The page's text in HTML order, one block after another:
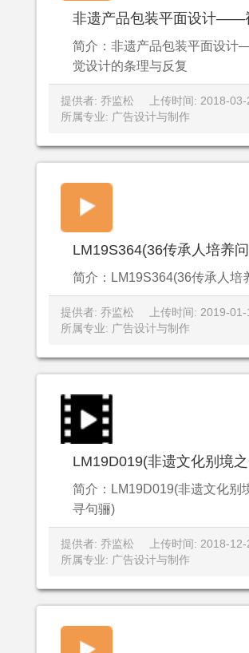
简介：非遗产品包装平面设
觉设计的条理与反复
提供者: 乔监松
上传时间: 2018-03-
所属专业: 广告设计与制作
LM19S364(36传承人培养
简介：LM19S364(36传承人培
提供者: 乔监松
上传时间: 2019-01-
所属专业: 广告设计与制作
简介：LM19D019(非遗文化别
寻句骊)
提供者: 乔监松
上传时间: 2018-12-
所属专业: 广告设计与制作